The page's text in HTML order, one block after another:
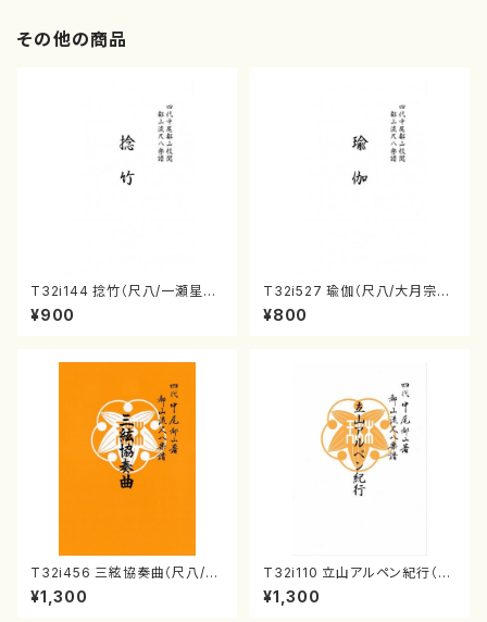
その他の商品
T32i144 捻竹（尺八/一瀬星山/
尺八/都山式譜）都山流公刊楽譜
曲番:593
¥900
T32i527 瑜伽（尺八/大月宗明/
楽譜）都山流公刊楽譜曲番:223
6
¥800
T32i456 三絃協奏曲（尺八/中
能島欣一/楽譜）都山流公刊楽譜
曲番:2164
¥1,300
T32i110 立山アルペン紀行（尺
八/初代 石垣征山/尺八/都山式
譜）都山流公刊楽譜曲番:559
¥1,300